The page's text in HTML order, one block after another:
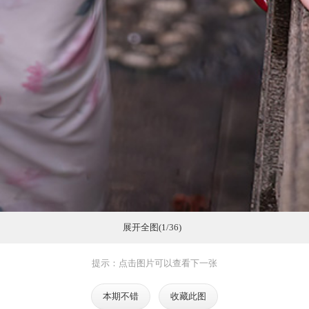
展开全图(1/36)
提示：点击图片可以查看下一张
本期不错 收藏此图